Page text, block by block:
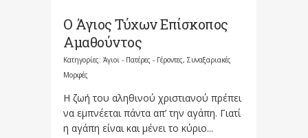
Ο Άγιος Τύχων Επίσκοπος
Αμαθούντος
Κατηγορίες: Άγιοι - Πατέρες - Γέροντες, Συναξαριακές
Μορφές
Η ζωή του αληθινού χριστιανού πρέπει
να εμπνέεται πάντα απ’ την αγάπη. Γιατί
η αγάπη είναι και μένει το κύριο...